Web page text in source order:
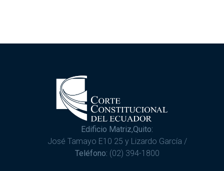
Edificio Matriz,Quito:
José Tamayo E10 25 y Lizardo García /
Teléfono: (02) 394-1800